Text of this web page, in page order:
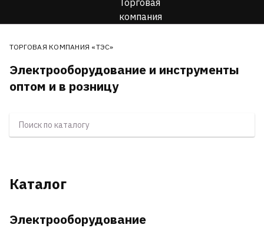
ТОРГОВАЯ КОМПАНИЯ «ТЭС»
Электрооборудование и инструменты
оптом и в розницу
Каталог
Электрооборудование